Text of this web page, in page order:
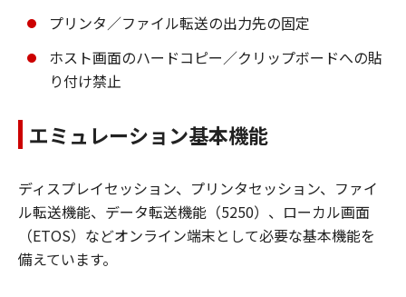
プリンタ／ファイル転送の出力先の固定
ホスト画面のハードコピー／クリップボードへの貼
り付け禁止
エミュレーション基本機能
ディスプレイセッション、プリンタセッション、ファイ
ル転送機能、データ転送機能（5250）、ローカル画面
（ETOS）などオンライン端末として必要な基本機能を
備えています。